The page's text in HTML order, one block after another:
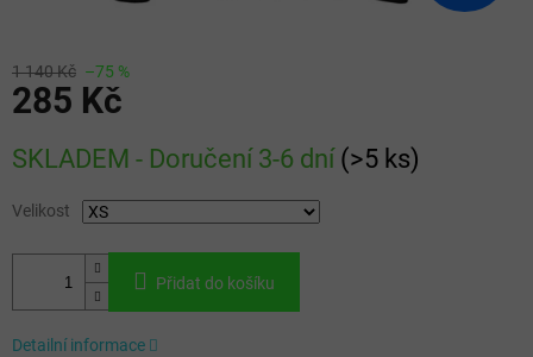
1 140 Kč –75 %
285 Kč
cena:
SKLADEM - Doručení 3-6 dní (>5 ks)
Velikost
Přidat do košíku
Detailní informace